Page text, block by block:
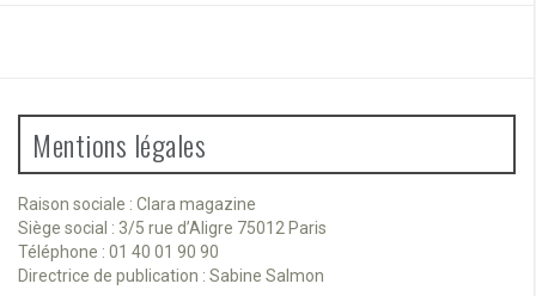
Mentions légales
Raison sociale : Clara magazine
Siège social : 3/5 rue d’Aligre 75012 Paris
Téléphone : 01 40 01 90 90
Directrice de publication : Sabine Salmon